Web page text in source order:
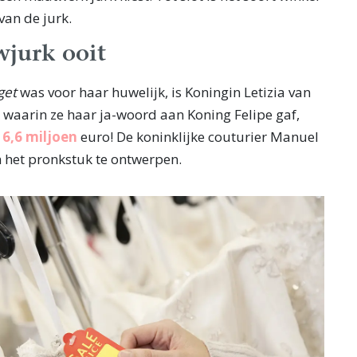
de jurk.
ooit
was voor haar huwelijk, is Koningin Letizia van
ze haar ja-woord aan Koning Felipe gaf,
6,6 miljoen euro! De koninklijke couturier Manuel
het pronkstuk te ontwerpen.